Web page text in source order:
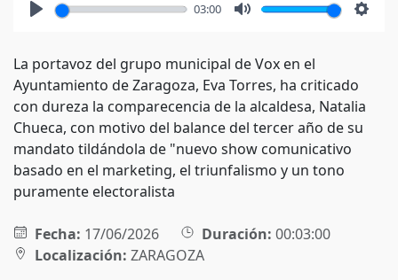
03:00
La portavoz del grupo municipal de Vox en el
Ayuntamiento de Zaragoza, Eva Torres, ha criticado
con dureza la comparecencia de la alcaldesa, Natalia
Chueca, con motivo del balance del tercer año de su
mandato tildándola de "nuevo show comunicativo
basado en el marketing, el triunfalismo y un tono
puramente electoralista
Fecha: 17/06/2026 Duración: 00:03:00
Localización: ZARAGOZA